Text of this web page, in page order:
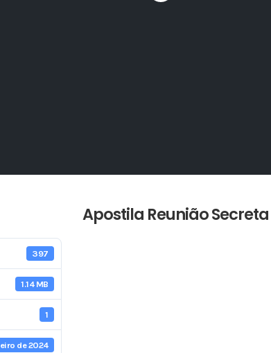
397
1.14 MB
1
de 2024
Apostila Reunião Secreta